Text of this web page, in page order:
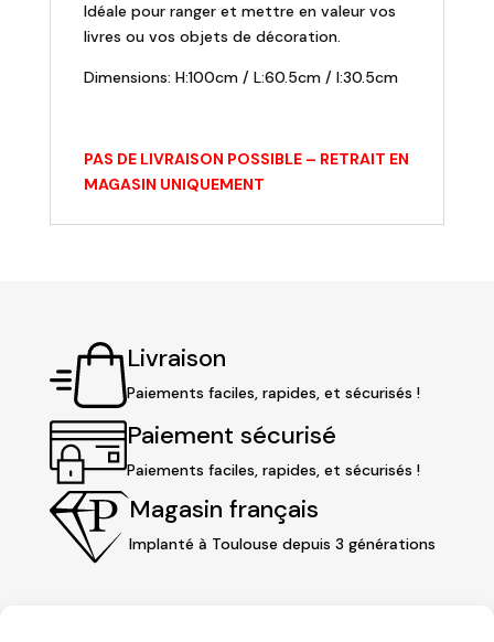
Idéale pour ranger et mettre en valeur vos
livres ou vos objets de décoration.
Dimensions: H:100cm / L:60.5cm / l:30.5cm
PAS DE LIVRAISON POSSIBLE – RETRAIT EN
MAGASIN UNIQUEMENT
Livraison
Paiements faciles, rapides, et sécurisés !
Paiement sécurisé
Paiements faciles, rapides, et sécurisés !
Magasin français
Implanté à Toulouse depuis 3 générations